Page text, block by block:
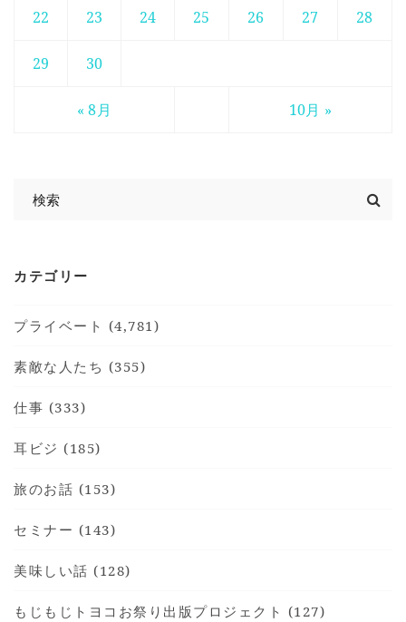
HOME
INFORMATION
BLOG
LESSON
« 8月 10月 »
22 23 24 25 26 27 28
29 30
カテゴリー
プライベート (4,781)
素敵な人たち (355)
仕事 (333)
耳ビジ (185)
旅のお話 (153)
セミナー (143)
美味しい話 (128)
もじもじトヨコお祭り出版プロジェクト (127)